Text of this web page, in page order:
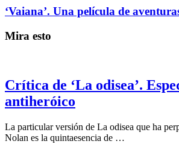
‘Vaiana’. Una película de
Mira esto
Crítica de ‘La odisea’.
antiheróico
La particular versión de La odisea que ha
Nolan es la quintaesencia de …